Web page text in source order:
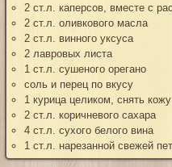
2 ст.л. каперсов, вместе с
2 ст.л. оливкового масла
2 ст.л. винного уксуса
2 лавровых листа
1 ст.л. сушеного орегано
соль и перец по вкусу
1 курица целиком, снять
2 ст.л. коричневого сахара
4 ст.л. сухого белого вина
1 ст.л. нарезанной свежей